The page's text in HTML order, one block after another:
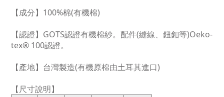
【成分】100%棉(有機棉)
【認證】GOTS認證有機棉紗。 配件(縫線、鈕釦等)Oeko-
tex® 100認證。
【產地】台灣製造(有機原棉由土耳其進口)
【尺寸說明】